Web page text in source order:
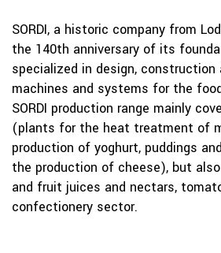
SORDI, a historic company from
the 140th anniversary of its
specialized in design,
machines and systems for the
SORDI production range mainly
(plants for the heat treatment of
production of yoghurt, puddings
the production of cheese), but
and fruit juices and nectars,
confectionery sector.